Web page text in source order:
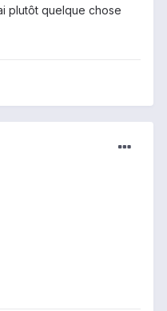
plutôt quelque chose